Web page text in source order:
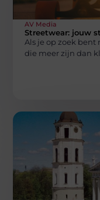
AV Media
Streetwear: jouw
Als je op zoek bent
die meer zijn dan